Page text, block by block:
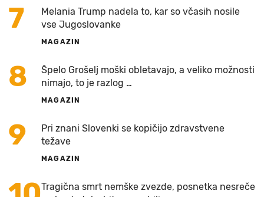
7
Melania Trump nadela to, kar so včasih nosile
vse Jugoslovanke
MAGAZIN
8
Špelo Grošelj moški obletavajo, a veliko možnosti
nimajo, to je razlog …
MAGAZIN
9
Pri znani Slovenki se kopičijo zdravstvene
težave
MAGAZIN
Tragična smrt nemške zvezde, posnetka nesreče